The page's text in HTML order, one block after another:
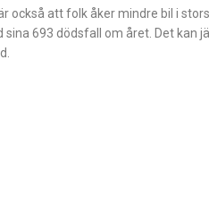
också att folk åker mindre bil i
693 dödsfall om året. Det kan